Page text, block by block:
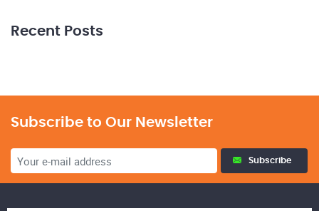
Recent Posts
Subscribe to Our Newsletter
Subscribe